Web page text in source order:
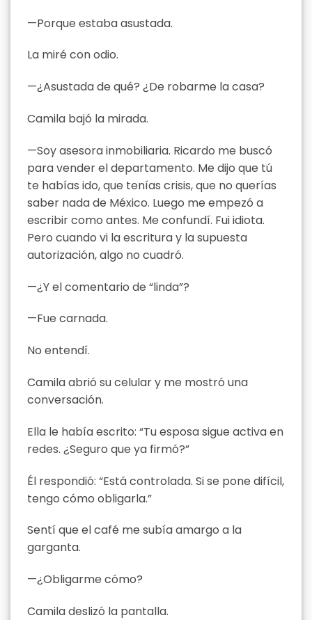
—Porque estaba asustada.
La miré con odio.
—¿Asustada de qué? ¿De robarme la casa?
Camila bajó la mirada.
—Soy asesora inmobiliaria. Ricardo me buscó
para vender el departamento. Me dijo que tú
te habías ido, que tenías crisis, que no querías
saber nada de México. Luego me empezó a
escribir como antes. Me confundí. Fui idiota.
Pero cuando vi la escritura y la supuesta
autorización, algo no cuadró.
—¿Y el comentario de “linda”?
—Fue carnada.
No entendí.
Camila abrió su celular y me mostró una
conversación.
Ella le había escrito: “Tu esposa sigue activa en
redes. ¿Seguro que ya firmó?”
Él respondió: “Está controlada. Si se pone difícil,
tengo cómo obligarla.”
Sentí que el café me subía amargo a la
garganta.
—¿Obligarme cómo?
Camila deslizó la pantalla.